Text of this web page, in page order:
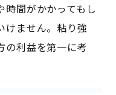
時間がかかってもし
けません。粘り強
の利益を第一に考